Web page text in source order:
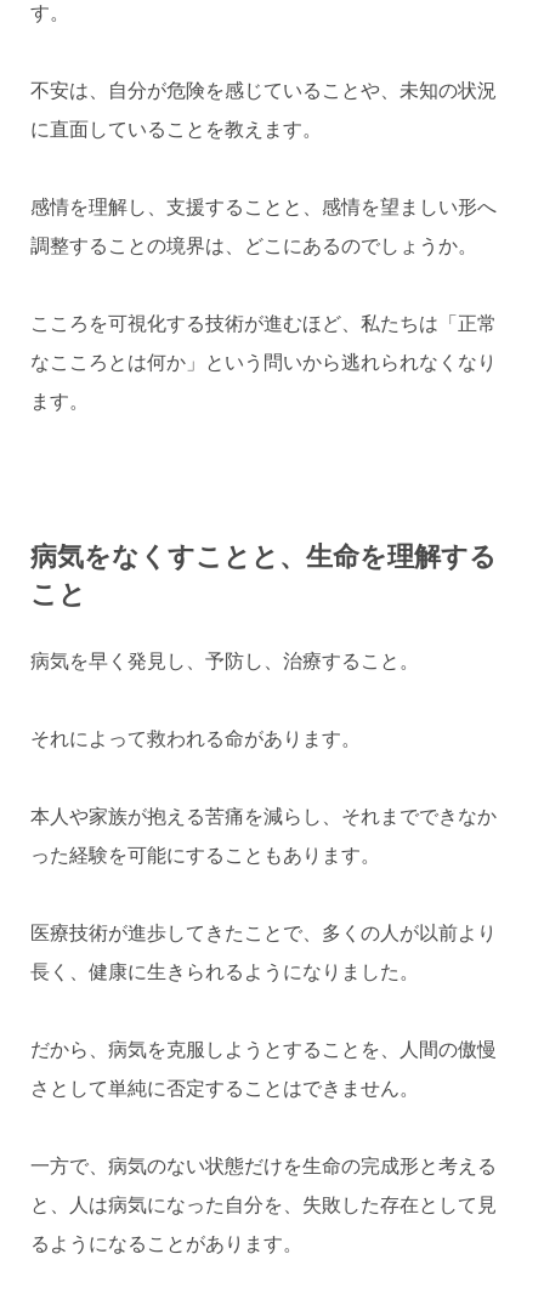
す。
不安は、自分が危険を感じていることや、未知の状況
に直面していることを教えます。
感情を理解し、支援することと、感情を望ましい形へ
調整することの境界は、どこにあるのでしょうか。
こころを可視化する技術が進むほど、私たちは「正常
なこころとは何か」という問いから逃れられなくなり
ます。
病気をなくすことと、生命を理解する
こと
病気を早く発見し、予防し、治療すること。
それによって救われる命があります。
本人や家族が抱える苦痛を減らし、それまでできなか
った経験を可能にすることもあります。
医療技術が進歩してきたことで、多くの人が以前より
長く、健康に生きられるようになりました。
だから、病気を克服しようとすることを、人間の傲慢
さとして単純に否定することはできません。
一方で、病気のない状態だけを生命の完成形と考える
と、人は病気になった自分を、失敗した存在として見
るようになることがあります。